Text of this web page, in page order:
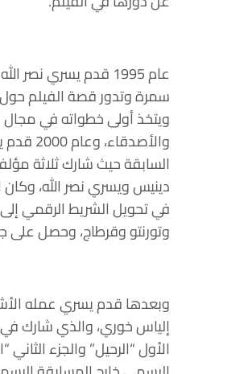
عام 1995 قدم يسري
سمرة وتدور قصة الفيلم
ويتخذ أولى خطواته في مجال
السابقة حيث شارك ثلاثة
دينيس ويسري نصر الله،
في تحويل الشريط الرقمي
وتورنتو وقرطاج، وحصل على
وبعدها قدم يسري عمله
إلياس خوري، والذي شارك في
الأول “الرحيل” والجزء